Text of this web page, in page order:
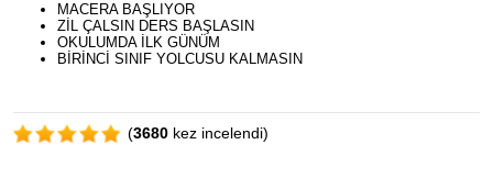
MACERA BAŞLIYOR
ZİL ÇALSIN DERS BAŞLASIN
OKULUMDA İLK GÜNÜM
BİRİNCİ SINIF YOLCUSU KALMASIN
(3680 kez incelendi)